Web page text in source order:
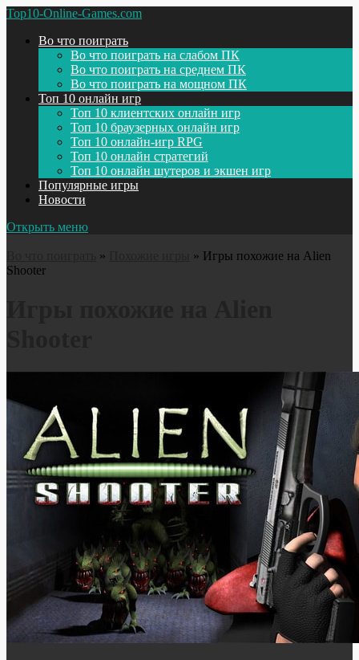
Top10-Online-Games.com
Во что поиграть
Во что поиграть на слабом ПК
Во что поиграть на среднем ПК
Во что поиграть на мощном ПК
Топ 10 онлайн игр
Топ 10 клиентских онлайн игр
Топ 10 браузерных онлайн игр
Топ 10 онлайн-игр RPG
Топ 10 онлайн стратегий
Топ 10 онлайн шутеров и экшен игр
Популярные игры
Новости
Открыть меню
» » Игры похожие на Alien
Shooter